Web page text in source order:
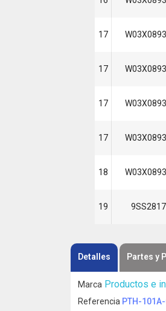
17
17
17
17
18
19
Detalles Partes y
Marca Productos e
Referencia PTH-